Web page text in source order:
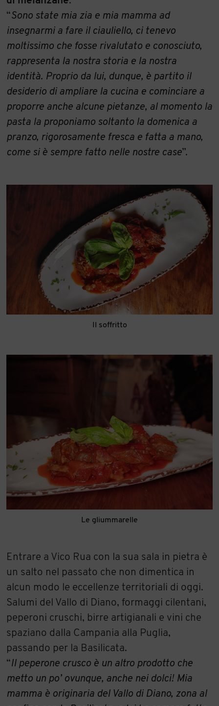
“Sono state mia zia e mia mamma ad
insegnarmi a fare il ciauliello, ci tenevo
moltissimo che fosse rivalutato e conosciuto,
rappresenta la nostra storia e la nostra
identità. Proprio da lui, dunque, è partito il
desiderio di ampliare la cucina e cominciare a
proporre anche alcune pietanze, al momento la
pasta la proponiamo soltanto la domenica a
pranzo, rigorosamente fresca e fatta a mano,
come si è sempre fatto nelle nostre case”.
Il soffritto
Le gliummarelle
Entrare a Vico Rua con la sua sala in pietra è
un salto nel passato che non dimentica in
alcun modo le eccellenze territoriali di oggi.
Salumi del Vallo di Diano, formaggi cilentani,
peperoni cruschi, birre artigianali e vini che
spaziano dalla Campania alla Puglia,
passando per la Basilicata.
“Il peperone crusco è un altro prodotto che
metto un po’ ovunque, anche nei dolci! Mia
mamma è originaria del Vallo di Diano, zona al